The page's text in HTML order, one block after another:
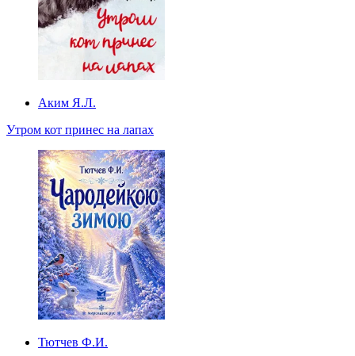
Аким Я.Л.
Утром кот принес на лапах
Тютчев Ф.И.